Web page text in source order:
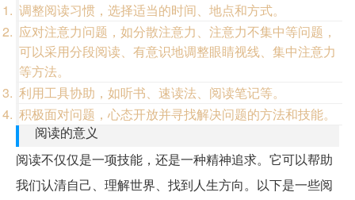
调整阅读习惯，选择适当的时间、地点和方式。
应对注意力问题，如分散注意力、注意力不集中等问题，
可以采用分段阅读、有意识地调整眼睛视线、集中注意力
等方法。
利用工具协助，如听书、速读法、阅读笔记等。
积极面对问题，心态开放并寻找解决问题的方法和技能。
阅读的意义
阅读不仅仅是一项技能，还是一种精神追求。它可以帮助
我们认清自己、理解世界、找到人生方向。以下是一些阅